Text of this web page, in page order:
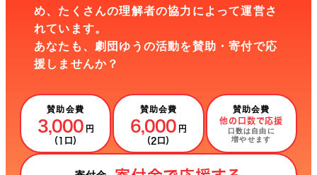
め、 たくさんの理解者の協力によって運営さ
れています。
あなたも、劇団ゆうの活動を賛助・寄付で応
援しませんか？
賛助会費
3,000 円
（1口）
賛助会費
6,000 円
（2口）
賛助会費
他の口数で応援
口数は自由に
増やせます